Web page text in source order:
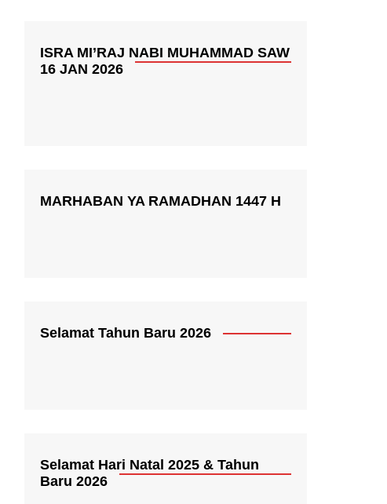
ISRA MI’RAJ NABI MUHAMMAD SAW
16 JAN 2026
MARHABAN YA RAMADHAN 1447 H
Selamat Tahun Baru 2026
Selamat Hari Natal 2025 & Tahun
Baru 2026